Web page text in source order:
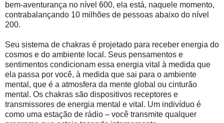
bem-aventurança no nível 600, ela está, naquele momento,
contrabalançando 10 milhões de pessoas abaixo do nível
200.
Seu sistema de chakras é projetado para receber energia do
cosmos e do ambiente local. Seus pensamentos e
sentimentos condicionam essa energia vital à medida que
ela passa por você, à medida que sai para o ambiente
mental, que é a atmosfera da mente global ou cinturão
mental. Os chakras são dispositivos receptores e
transmissores de energia mental e vital. Um indivíduo é
como uma estação de rádio – você transmite qualquer